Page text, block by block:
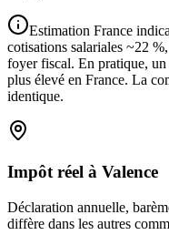
Estimation France
cotisations salariales ~22 %,
foyer fiscal. En pratique, un
plus élevé en France. La
identique.
Impôt réel à Valence
Déclaration annuelle,
diffère dans les autres